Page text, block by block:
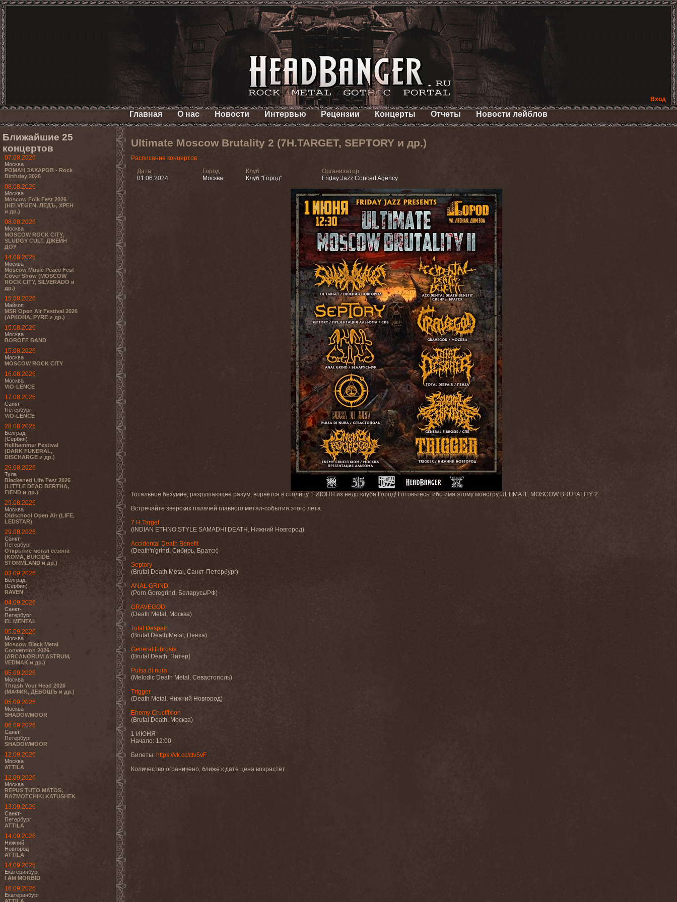
Вход
Главная О нас Новости Интервью Рецензии Концерты Отчеты Новости лейблов
Ближайшие 25
концертов
07.08.2026
Москва
РОМАН ЗАХАРОВ - Rock
Birthday 2026
08.08.2026
Москва
Moscow Folk Fest 2026
(HELVEGEN, ЛЕДЪ, ХРЕН
и др.)
08.08.2026
Москва
MOSCOW ROCK CITY,
SLUDGY CULT, ДЖЕЙН
ДОУ
14.08.2026
Москва
Moscow Music Peace Fest
Cover Show (MOSCOW
ROCK CITY, SILVERADO и
др.)
15.08.2026
Майкоп
MSR Open Air Festival 2026
(АРКОНА, PYRE и др.)
15.08.2026
Москва
BOROFF BAND
15.08.2026
Москва
MOSCOW ROCK CITY
16.08.2026
Москва
VIO-LENCE
17.08.2026
Санкт-
Петербург
VIO-LENCE
28.08.2026
Белград
(Сербия)
Hellhammer Festival
(DARK FUNERAL,
DISCHARGE и др.)
29.08.2026
Тула
Blackened Life Fest 2026
(LITTLE DEAD BERTHA,
FIEND и др.)
29.08.2026
Москва
Oldschool Open Air (LIFE,
LEDSTAR)
29.08.2026
Санкт-
Петербург
Открытие метал сезона
(KOMA, BUICIDE,
STORMLAND и др.)
03.09.2026
Белград
(Сербия)
RAVEN
04.09.2026
Санкт-
Петербург
EL MENTAL
05.09.2026
Москва
Moscow Black Metal
Convention 2026
(ARCANORUM ASTRUM,
VEDMAK и др.)
05.09.2026
Москва
Thrash Your Head 2026
(МАФИЯ, ДЕБОШЪ и др.)
05.09.2026
Москва
SHADOWMOOR
06.09.2026
Санкт-
Петербург
SHADOWMOOR
12.09.2026
Москва
ATTILA
12.09.2026
Москва
REPUS TUTO MATOS,
RAZMOTCHIKI KATUSHEK
13.09.2026
Санкт-
Петербург
ATTILA
14.09.2026
Нижний
Новгород
ATTILA
14.09.2026
Екатеринбург
I AM MORBID
16.09.2026
Екатеринбург
Ultimate Moscow Brutality 2 (7H.TARGET, SEPTORY и др.)
Расписание концертов
Дата
01.06.2024
Город
Москва
Клуб
Клуб "Город"
Организатор
Friday Jazz Concert Agency
Тотальное безумие, разрушающее разум, ворвётся в столицу 1 ИЮНЯ из недр клуба Город! Готовьтесь, ибо имя этому монстру ULTIMATE MOSCOW BRUTALITY 2
Встречайте зверских палачей главного метал-события этого лета:
7 H.Target
(INDIAN ETHNO STYLE SAMADHI DEATH, Нижний Новгород)
Accidental Death Benefit
(Death'n'grind, Сибирь, Братск)
Septory
(Brutal Death Metal, Санкт-Петербург)
ANAL GRIND
(Porn Goregrind, Беларусь/РФ)
GRAVEGOD
(Death Metal, Москва)
Total Despair
(Brutal Death Metal, Пенза)
General Fibrosis
(Brutal Death, Питер]
Pulsa di nura
(Melodic Death Metal, Севастополь)
Trigger
(Death Metal, Нижний Новгород)
Enemy Crucifixion
(Brutal Death, Москва)
1 ИЮНЯ
Начало: 12:00
Билеты: https://vk.cc/ctv5vF
Количество ограничено, ближе к дате цена возрастёт